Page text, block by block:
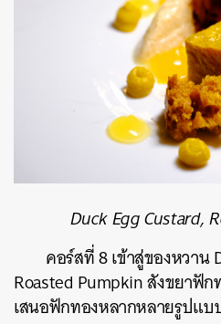
Duck Egg Custard,
คอร์สที่ 8 เข้าสู่ของหวาน
Roasted Pumpkin สังขยาฟั
เสนอฟักทองหลากหลายรูปแบ